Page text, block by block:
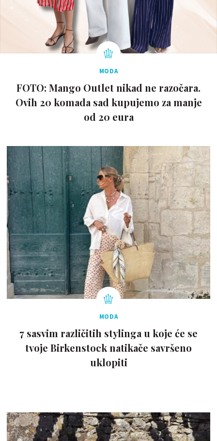
MODA
FOTO: Mango Outlet nikad ne razočara.
Ovih 20 komada sad kupujemo za manje
od 20 eura
MODA
7 sasvim različitih stylinga u koje će se
tvoje Birkenstock natikače savršeno
uklopiti